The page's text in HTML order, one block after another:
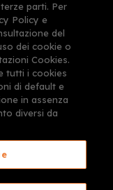
parti. Per
Policy e
del
dei cookie o
Cookies.
tutti i cookies
di default e
in assenza
diversi da